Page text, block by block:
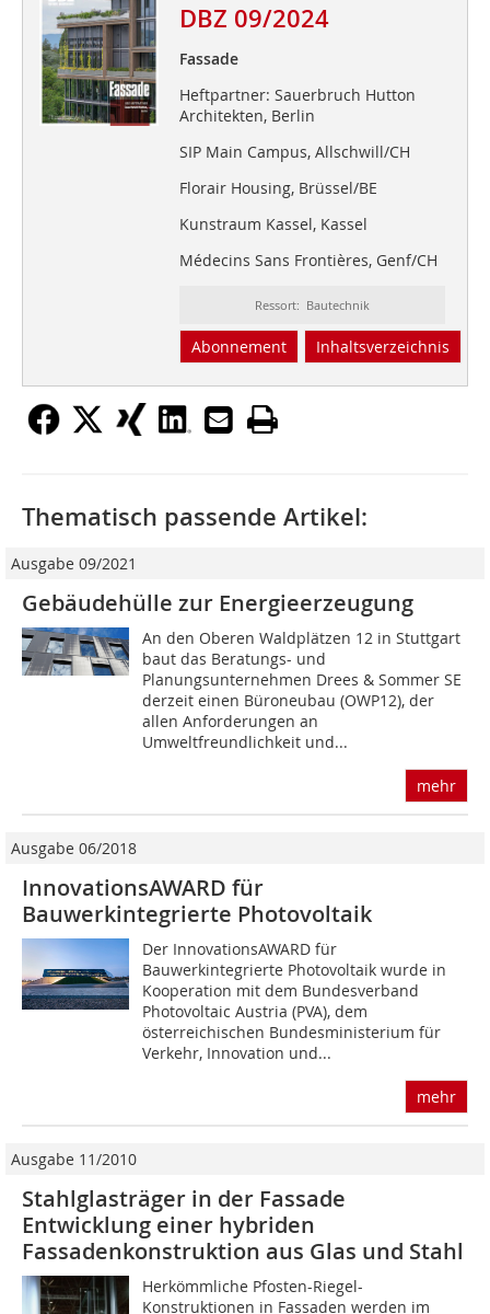
DBZ 09/2024
Fassade
Heftpartner: Sauerbruch Hutton
Architekten, Berlin
SIP Main Campus, Allschwill/CH
Florair Housing, Brüssel/BE
Kunstraum Kassel, Kassel
Médecins Sans Frontières, Genf/CH
Ressort: Bautechnik
Abonnement Inhaltsverzeichnis
Thematisch passende Artikel:
Ausgabe 09/2021
Gebäudehülle zur Energieerzeugung
An den Oberen Waldplätzen 12 in Stuttgart
baut das Beratungs- und
Planungsunternehmen Drees & Sommer SE
derzeit einen Büroneubau (OWP12), der
allen Anforderungen an
Umweltfreundlichkeit und...
mehr
Ausgabe 06/2018
InnovationsAWARD für
Bauwerkintegrierte Photovoltaik
Der InnovationsAWARD für
Bauwerkintegrierte Photovoltaik wurde in
Kooperation mit dem Bundesverband
Photovoltaic Austria (PVA), dem
österreichischen Bundesministerium für
Verkehr, Innovation und...
mehr
Ausgabe 11/2010
Stahlglasträger in der Fassade
Entwicklung einer hybriden
Fassadenkonstruktion aus Glas und Stahl
Herkömmliche Pfosten-Riegel-
Konstruktionen in Fassaden werden im